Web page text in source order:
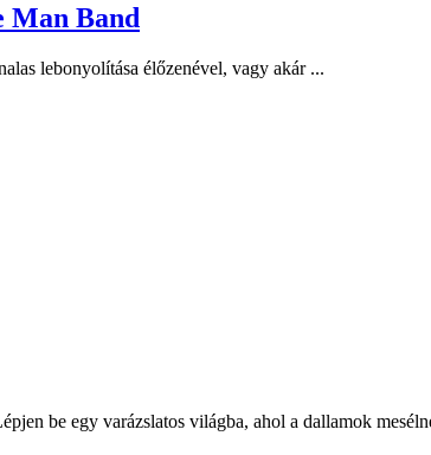
Man Band
lebonyolítása élőzenével, vagy akár ...
be egy varázslatos világba, ahol a dallamok